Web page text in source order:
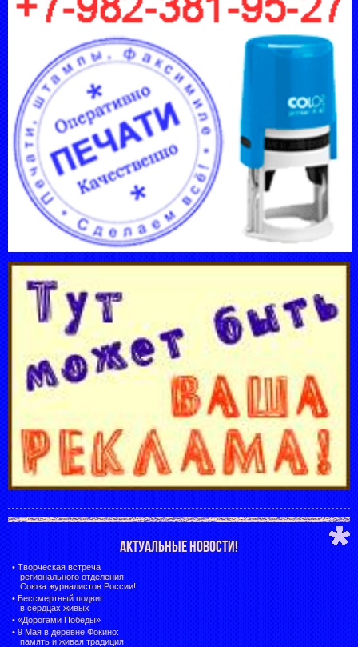
АКТУАЛЬНЫЕ НОВОСТИ!
• Творческая встреча
регионального отделения
Союза журналистов России!
• Бессмертный подвиг
в сердцах живых
• «Дорогами Победы»
• 9 Мая в деревне Фокино:
память и живая традиция